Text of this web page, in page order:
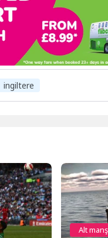
ingiltere
Alt